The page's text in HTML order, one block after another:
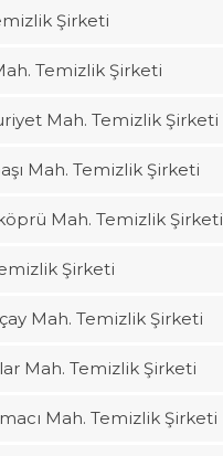
Şirketi
Temizlik Şirketi
Mah. Temizlik Şirketi
Mah. Temizlik Şirketi
Mah. Temizlik Şirketi
Şirketi
Mah. Temizlik Şirketi
Mah. Temizlik Şirketi
Mah. Temizlik Şirketi